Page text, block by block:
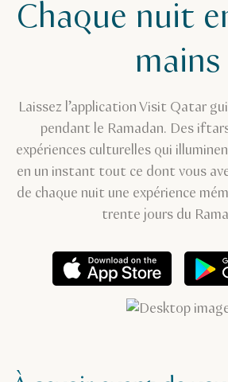
Chaque nuit
mains
Laissez l’application Visit Qatar
pendant le Ramadan. Des
expériences culturelles qui
en un instant tout ce dont vous
de chaque nuit une expérience
trente jours du